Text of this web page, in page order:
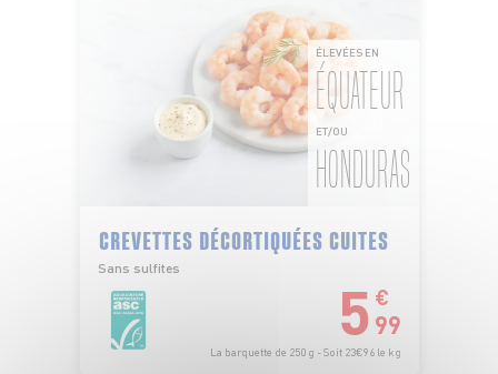
ÉLEVÉES EN
ÉQUATEUR
ET/OU
HONDURAS
CREVETTES DÉCORTIQUÉES CUITES
Sans sulfites
5 €
99
La barquette de 250 g - Soit 23€96 le kg